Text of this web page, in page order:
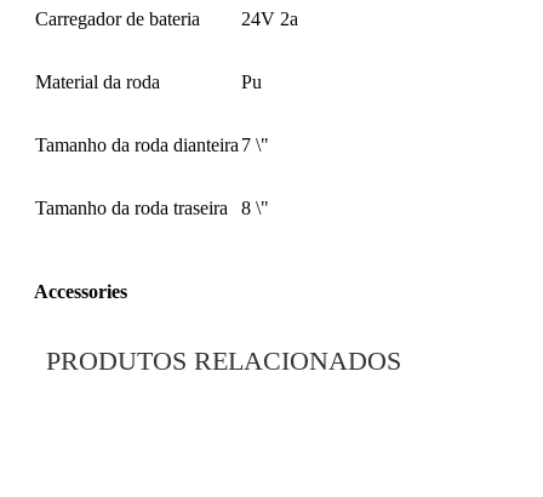
Carregador de bateria 24V 2a
Material da roda Pu
Tamanho da roda dianteira7 \"
Tamanho da roda traseira 8 \"
Accessories
2. Kits de intalação de controle do cargueiro
PRODUTOS RELACIONADOS